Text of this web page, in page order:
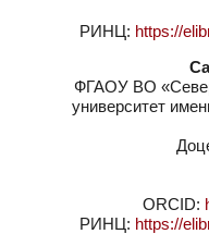
РИНЦ: https://
ФГАОУ ВО
университет
ORCID:
РИНЦ: https://